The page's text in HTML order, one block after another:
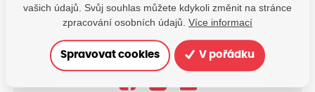
Máte dotazy?
Kontaktujte nás
SDÍLEJTE:
vašich údajů. Svůj souhlas můžete kdykoli změnit na stránce
zpracování osobních údajů. Více informací
Spravovat cookies V pořádku